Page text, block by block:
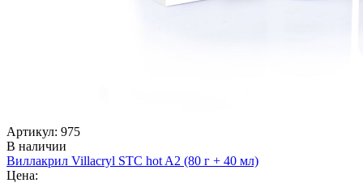
Артикул: 975
В наличии
Виллакрил Villacryl STC hot A2 (80 г + 40 мл)
Цена: